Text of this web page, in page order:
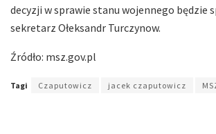
decyzji w sprawie stanu wojennego będzie
sekretarz Ołeksandr Turczynow.
Źródło: msz.gov.pl
Tagi Czaputowicz jacek czaputowicz